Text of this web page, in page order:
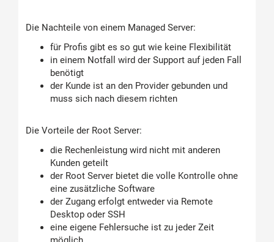
Die Nachteile von einem Managed Server:
für Profis gibt es so gut wie keine Flexibilität
in einem Notfall wird der Support auf jeden Fall
benötigt
der Kunde ist an den Provider gebunden und
muss sich nach diesem richten
Die Vorteile der Root Server:
die Rechenleistung wird nicht mit anderen
Kunden geteilt
der Root Server bietet die volle Kontrolle ohne
eine zusätzliche Software
der Zugang erfolgt entweder via Remote
Desktop oder SSH
eine eigene Fehlersuche ist zu jeder Zeit